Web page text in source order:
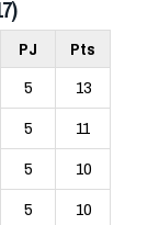
PJ
Pts
5
13
5
11
5
10
5
10